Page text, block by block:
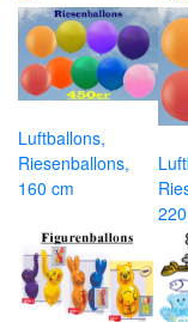
Luftballons,
Riesenballons,
160 cm